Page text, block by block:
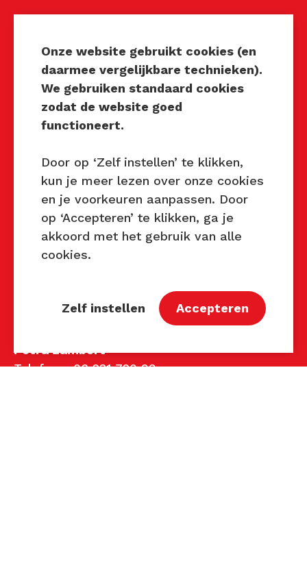
Mocht u interesse hebben om
Techniek Tastbaar in uw regio
te organiseren of heeft u
vragen over dit evenement,
neem dan contact met ons op
Privacy Beleid
Disclaimer
Contact
Contact
john@techniektastbaar.nl
Petra Lambert
Telefoon: 06 231 720 99
Onze website gebruikt cookies (en
daarmee vergelijkbare technieken).
We gebruiken standaard cookies
zodat de website goed
functioneert.
Door op ‘Zelf instellen’ te klikken,
kun je meer lezen over onze cookies
en je voorkeuren aanpassen. Door
op ‘Accepteren’ te klikken, ga je
akkoord met het gebruik van alle
cookies.
Zelf instellen Accepteren